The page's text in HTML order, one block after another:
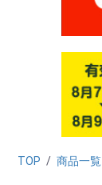
TOP / 商品一覧